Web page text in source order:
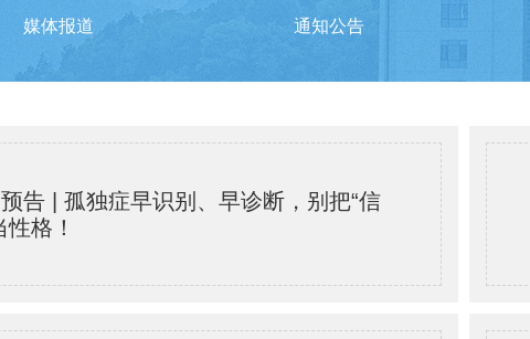
媒体报道 通知公告
告 | 孤独症早识别、早诊断，别把“信
性格！